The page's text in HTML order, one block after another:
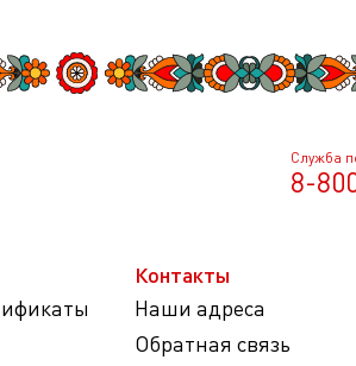
Служба
8-
Контакты
Наши адреса
Обратная связь